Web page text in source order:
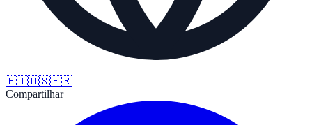
🇵🇹🇺🇸🇫🇷
Compartilhar